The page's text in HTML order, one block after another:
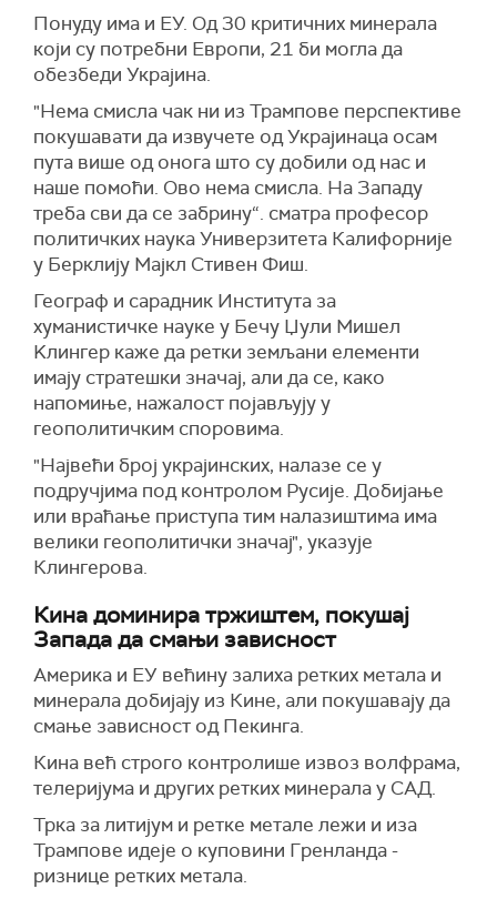
Понуду има и ЕУ. Од 30 критичних минерала
који су потребни Европи, 21 би могла да
обезбеди Украјина.
"Нема смисла чак ни из Трампове перспективе
покушавати да извучете од Украјинаца осам
пута више од онога што су добили од нас и
наше помоћи. Ово нема смисла. На Западу
треба сви да се забрину“. сматра професор
политичких наука Универзитета Калифорније
у Берклију Мајкл Стивен Фиш.
Географ и сарадник Института за
хуманистичке науке у Бечу Џули Мишел
Kлингер каже да ретки земљани елементи
имају стратешки значај, али да се, како
напомиње, нажалост појављују у
геополитичким споровима.
"Највећи број украјинских, налазе се у
подручјима под контролом Русије. Добијање
или враћање приступа тим налазиштима има
велики геополитички значај", указује
Клингерова.
Кина доминира тржиштем, покушај
Запада да смањи зависност
Америка и ЕУ већину залиха ретких метала и
минерала добијају из Кине, али покушавају да
смање зависност од Пекинга.
Кина већ строго контролише извоз волфрама,
телеријума и других ретких минерала у САД.
Трка за литијум и ретке метале лежи и иза
Трампове идеје о куповини Гренланда -
ризнице ретких метала.